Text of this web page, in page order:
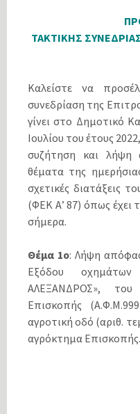
ΤΑΚΤΙΚΗΣ
Καλείστε να
συνεδρίαση της
γίνει στο Δημοτικό
Ιουλίου του έτους
συζήτηση και
θέματα της
σχετικές διατάξεις
(ΦΕΚ Α’ 87) όπως έχει
σήμερα.
Θέμα 1ο: Λήψη
Εξόδου
ΑΛΕΞΑΝΔΡΟΣ», του
Επισκοπής
αγροτική οδό (αριθ.
αγρόκτημα Επισκοπής.